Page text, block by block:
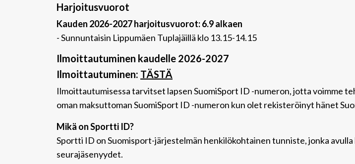
Harjoitusvuorot
Kauden 2026-2027 harjoitusvuorot: 6.9 alkaen
- Sunnuntaisin Lippumäen Tuplajäillä klo 13.15-14.15
Ilmoittautuminen kaudelle 2026-2027
Ilmoittautuminen: TÄSTÄ
Ilmoittautumisessa tarvitset lapsen SuomiSport ID -numeron, jotta voimme
oman maksuttoman SuomiSport ID -numeron kun olet rekisteröinyt hänet
Mikä on Sportti ID?
Sportti ID on Suomisport-järjestelmän henkilökohtainen tunniste, jonka
seurajäsenyydet.